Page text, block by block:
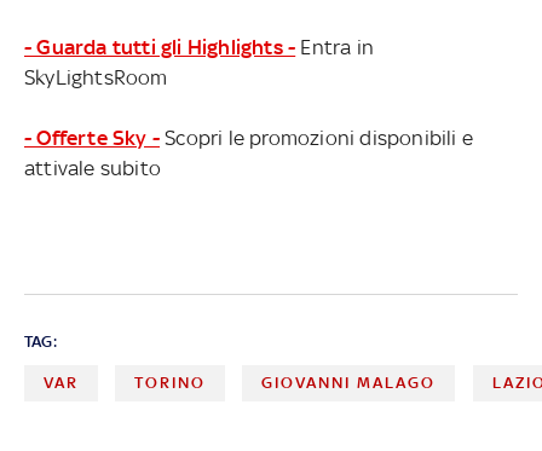
- Guarda tutti gli Highlights - Entra in
SkyLightsRoom
- Offerte Sky - Scopri le promozioni disponibili e
attivale subito
TAG:
VAR TORINO GIOVANNI MALAGO